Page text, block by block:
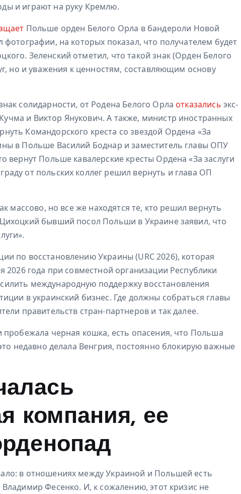
и играют на руку Кремлю.
Польше орден Белого Орла в бандероли Новой
фотографии, на которых показал, что получателем будет
Зеленский отметил, что такой знак (Орден Белого
но и уважения к ценностям, составляющим основу
солидарности, от Родена Белого Орла отказались экс-
и Виктор Янукович. А также, министр иностранных
Командорского креста со звездой Ордена «За
в Польше Василий Боднар и заместитель главы ОПУ
вернут Польше кавалерские кресты Ордена «За заслуги
от польских коллег решил вернуть и глава ОП
массово, но все же находятся те, кто решил вернуть
бывший посол Польши в Украине заявил, что
по восстановлению Украины (URC 2026), которая
2026 года при совместной организации Республики
международную поддержку восстановления
в украинский бизнес. Где должны собраться главы
правительств стран-партнеров и так далее.
пробежала черная кошка, есть опасения, что Польша
недавно делала Венгрия, постоянно блокирую важные
компания, ее
в отношениях между Украиной и Польшей есть
Фесенко. И, к сожалению, этот кризис не